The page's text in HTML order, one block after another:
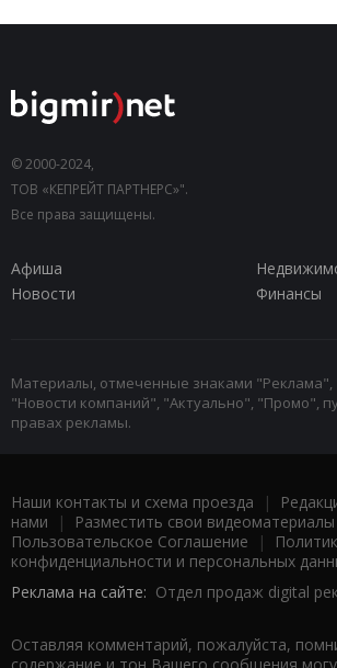
© 2000-2024,
ТОВ «КЕПРЕЙТ ПАРТНЕРС»".
Все права защищены.
Афиша
Новости
Финансы
Материалы, отмеченные знаками "Реклама",
"Новости компаний", "Актуально", "Промо",
правах рекламы.
Наши контакты и схема проезда |
нами | Разместить свои видеоматериалы
Пользовательское Соглашение |
конфиденциальности и персональных
Реклама на сайте: Отдел продаж digital
Оставляя комментарий, пожалуйста,